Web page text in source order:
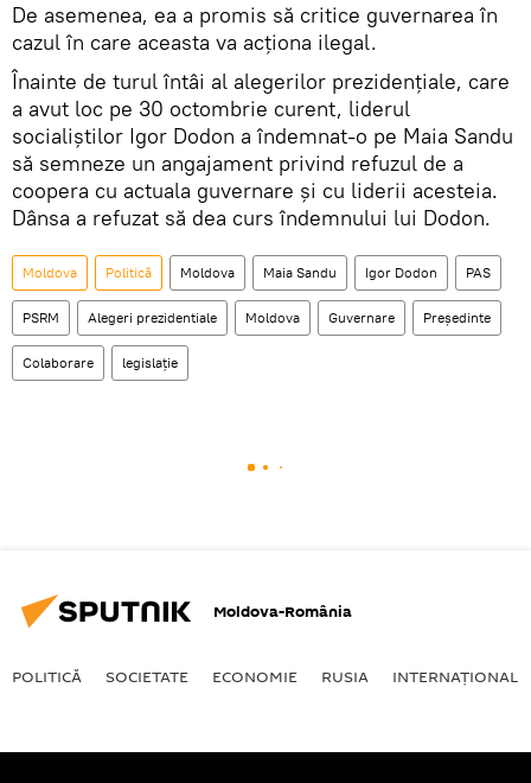
De asemenea, ea a promis să critice guvernarea în
cazul în care aceasta va acționa ilegal.
Înainte de turul întâi al alegerilor prezidențiale, care
a avut loc pe 30 octombrie curent, liderul
socialiștilor Igor Dodon a îndemnat-o pe Maia Sandu
să semneze un angajament privind refuzul de a
coopera cu actuala guvernare și cu liderii acesteia.
Dânsa a refuzat să dea curs îndemnului lui Dodon.
Moldova Politică Moldova Maia Sandu Igor Dodon PAS
PSRM Alegeri prezidentiale Moldova Guvernare Președinte
Colaborare legislație
Moldova-România
POLITICĂ SOCIETATE ECONOMIE RUSIA INTERNAŢIONAL